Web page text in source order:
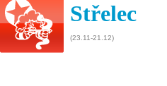
Střelec
(23.11-21.12)